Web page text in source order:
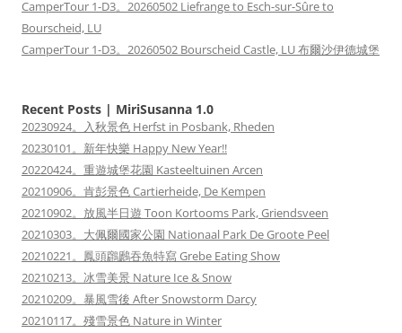
CamperTour 1-D3。20260502 Liefrange to Esch-sur-Sûre to
Bourscheid, LU
CamperTour 1-D3。20260502 Bourscheid Castle, LU 布爾沙伊德城堡
Recent Posts | MiriSusanna 1.0
20230924。入秋景色 Herfst in Posbank, Rheden
20230101。新年快樂 Happy New Year!!
20220424。重遊城堡花園 Kasteeltuinen Arcen
20210906。肯彭景色 Cartierheide, De Kempen
20210902。放風半日遊 Toon Kortooms Park, Griendsveen
20210303。大佩爾國家公園 Nationaal Park De Groote Peel
20210221。鳳頭鸊鷉吞魚特寫 Grebe Eating Show
20210213。冰雪美景 Nature Ice & Snow
20210209。暴風雪後 After Snowstorm Darcy
20210117。殘雪景色 Nature in Winter